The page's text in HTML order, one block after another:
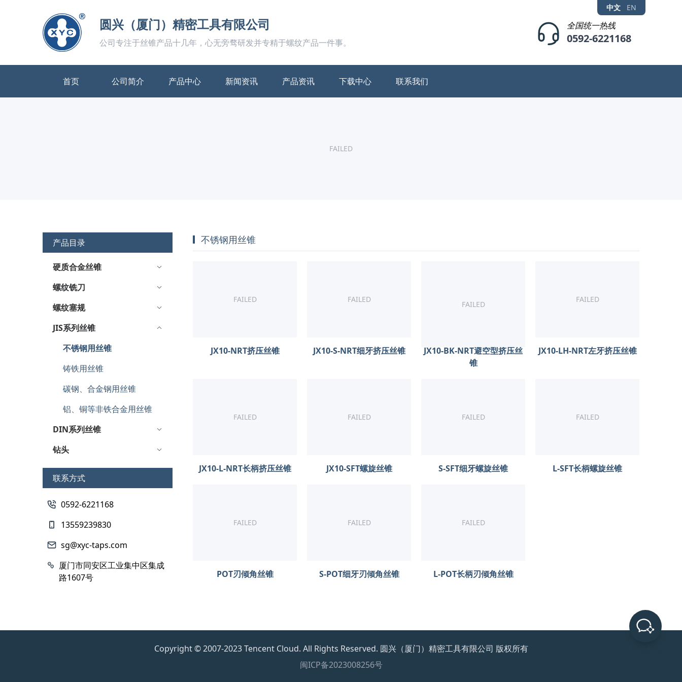
圆兴（厦门）精密工具有限公司
公司专注于丝锥产品十几年，心无旁骛研发并专精于螺纹产品一件事。
全国统一热线
0592-6221168
中文 EN
首页 公司简介 产品中心 新闻资讯 产品资讯 下载中心 联系我们
FAILED
产品目录
硬质合金丝锥
螺纹铣刀
螺纹塞规
JIS系列丝锥
不锈钢用丝锥
铸铁用丝锥
碳钢、合金钢用丝锥
铝、铜等非铁合金用丝锥
DIN系列丝锥
钻头
联系方式
0592-6221168
13559239830
sg@xyc-taps.com
厦门市同安区工业集中区集成
路1607号
不锈钢用丝锥
FAILED
JX10-NRT挤压丝锥
FAILED
JX10-S-NRT细牙挤压丝锥
FAILED
JX10-BK-NRT避空型挤压丝
锥
FAILED
JX10-LH-NRT左牙挤压丝锥
FAILED
JX10-L-NRT长柄挤压丝锥
FAILED
JX10-SFT螺旋丝锥
FAILED
S-SFT细牙螺旋丝锥
FAILED
L-SFT长柄螺旋丝锥
FAILED
POT刃倾角丝锥
FAILED
S-POT细牙刃倾角丝锥
FAILED
L-POT长柄刃倾角丝锥
Copyright © 2007-2023 Tencent Cloud. All Rights Reserved. 圆兴（厦门）精密工具有限公司 版权所有
闽ICP备2023008256号